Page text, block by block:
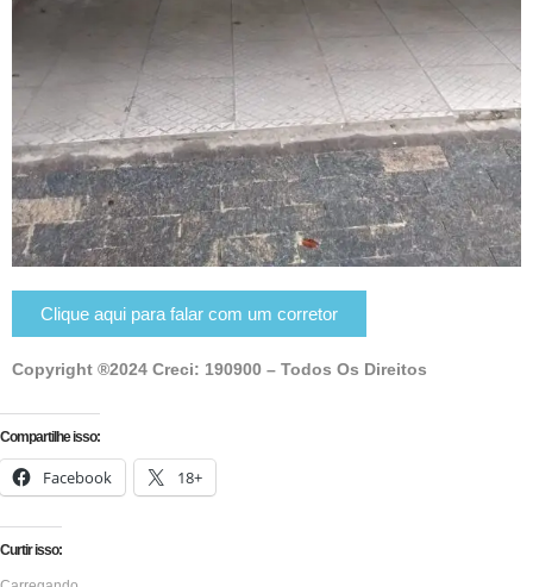
Clique aqui para falar com um corretor
Copyright ®2024 Creci: 190900 – Todos Os Direitos
Compartilhe isso:
Facebook 18+
Curtir isso: